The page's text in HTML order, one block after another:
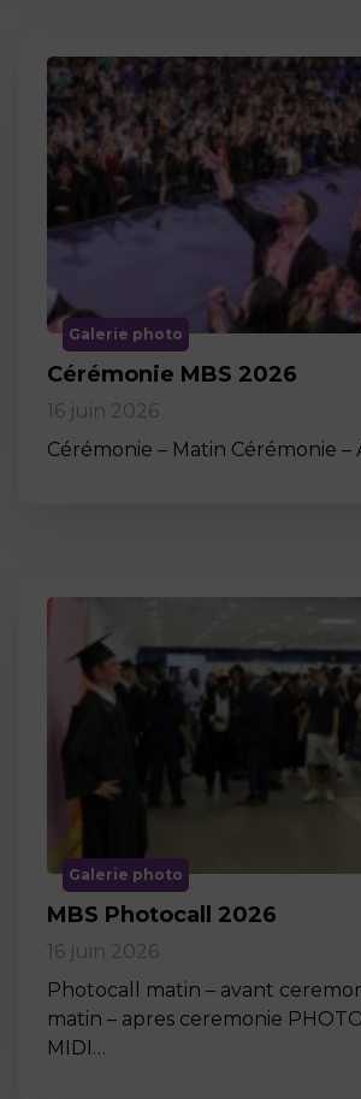
Galerie photo
Cérémonie MBS 2026
16 juin 2026
Cérémonie – Matin Cérémonie –
Galerie photo
MBS Photocall 2026
16 juin 2026
Photocall matin – avant
matin – apres ceremonie
MIDI…